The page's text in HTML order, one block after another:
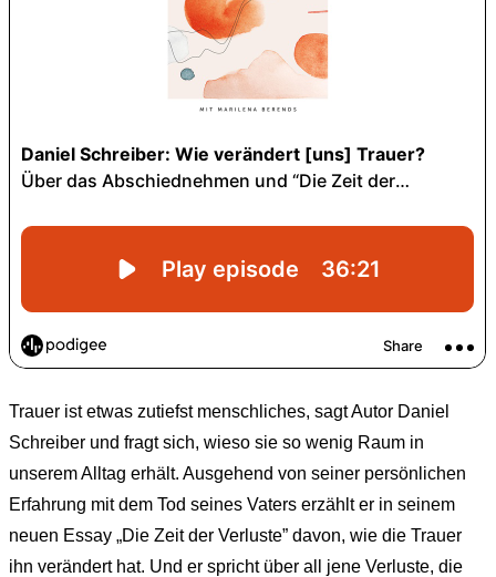
Trauer ist etwas zutiefst menschliches, sagt Autor Daniel
Schreiber und fragt sich, wieso sie so wenig Raum in
unserem Alltag erhält. Ausgehend von seiner persönlichen
Erfahrung mit dem Tod seines Vaters erzählt er in seinem
neuen Essay „Die Zeit der Verluste” davon, wie die Trauer
ihn verändert hat. Und er spricht über all jene Verluste, die